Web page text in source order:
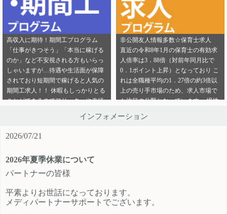
い合わせはこちら」からご連絡くだ
さい。
旨をご入力ください。 メディパート
ナーにご登録いただいているアフィ
リエイター様は「お問い合わせはこ
ちら」からご連絡ください。
高収入に期待！期間工プログラム
「仕事がきつそう」「本当に稼げる
のか」など不安視される方もいらっ
しゃいますが…待遇や生活面が保障
されており短期間で稼げると人気の
期間工求人！！ 休暇もしっかりとる
ことができるのでフリーターや未経
新規でご登録いただくアフィリエイ
ださい。 メディパートナーにご登録
いただいているアフィリエイター様
連絡ください。
非公開友人情報多数☆保育士求人
直近の令和8年1月の保育士の有効求
人倍率は3．88倍（対前年同月比で
0．1ポイント上昇）となっており こ
れは全職種平均の1．27倍の約3倍以
上の売り手市場のため、求人市場で
も注目の分野となっています。 慢性
採用というスタイルの保育園も増え
ール欄に注目のカテゴリを見たとい
う旨をご入力ください。 メディパー
インフォメーション
2026/07/21
2026年夏季休業について
パートナーの皆様
平素よりお世話になっております。
メディパートナーサポートでございます。